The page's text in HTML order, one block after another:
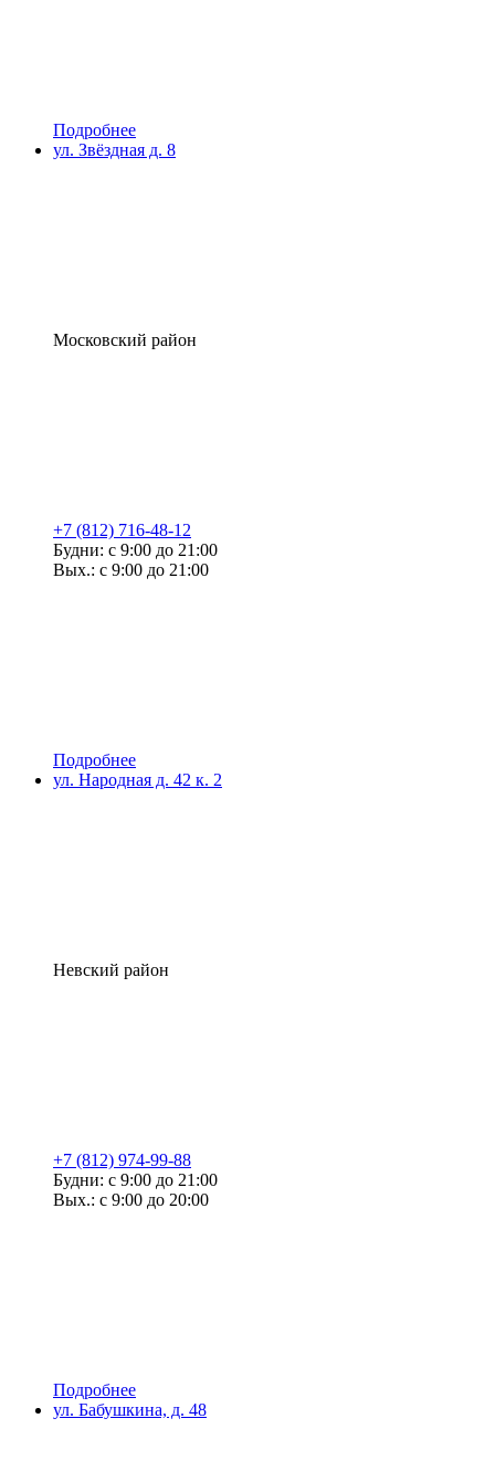
Подробнее
ул. Звёздная д. 8
Московский район
+7 (812) 716-48-12
Будни: с 9:00 до 21:00
Вых.: с 9:00 до 21:00
Подробнее
ул. Народная д. 42 к. 2
Невский район
+7 (812) 974-99-88
Будни: с 9:00 до 21:00
Вых.: с 9:00 до 20:00
Подробнее
ул. Бабушкина, д. 48